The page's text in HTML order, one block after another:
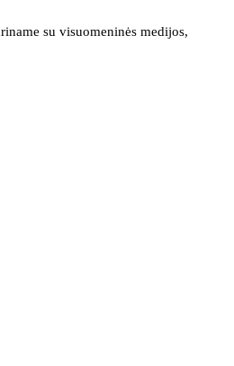
su visuomeninės medijos,